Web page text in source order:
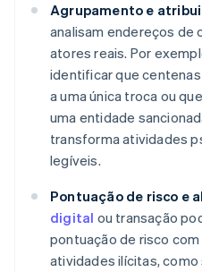
Agrupamento e
analisam endereços de
atores reais. Por
identificar que
a uma única troca ou
uma entidade
transforma atividades
legíveis.
Pontuação de risco e
digital ou transação
pontuação de risco
atividades ilícitas,